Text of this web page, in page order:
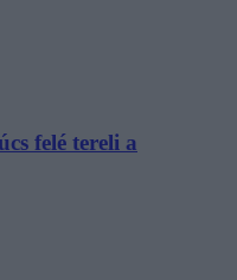
felé tereli a